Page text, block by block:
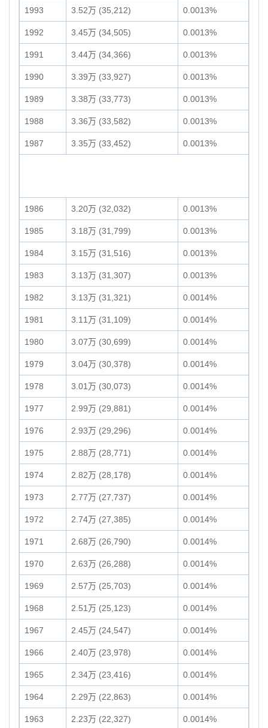
1993 3.52万 (35,212) 0.0013%
1992 3.45万 (34,505) 0.0013%
1991 3.44万 (34,366) 0.0013%
1990 3.39万 (33,927) 0.0013%
1989 3.38万 (33,773) 0.0013%
1988 3.36万 (33,582) 0.0013%
1987 3.35万 (33,452) 0.0013%
1986 3.20万 (32,032) 0.0013%
1985 3.18万 (31,799) 0.0013%
1984 3.15万 (31,516) 0.0013%
1983 3.13万 (31,307) 0.0013%
1982 3.13万 (31,321) 0.0014%
1981 3.11万 (31,109) 0.0014%
1980 3.07万 (30,699) 0.0014%
1979 3.04万 (30,378) 0.0014%
1978 3.01万 (30,073) 0.0014%
1977 2.99万 (29,881) 0.0014%
1976 2.93万 (29,296) 0.0014%
1975 2.88万 (28,771) 0.0014%
1974 2.82万 (28,178) 0.0014%
1973 2.77万 (27,737) 0.0014%
1972 2.74万 (27,385) 0.0014%
1971 2.68万 (26,790) 0.0014%
1970 2.63万 (26,288) 0.0014%
1969 2.57万 (25,703) 0.0014%
1968 2.51万 (25,123) 0.0014%
1967 2.45万 (24,547) 0.0014%
1966 2.40万 (23,978) 0.0014%
1965 2.34万 (23,416) 0.0014%
1964 2.29万 (22,863) 0.0014%
1963 2.23万 (22,327) 0.0014%